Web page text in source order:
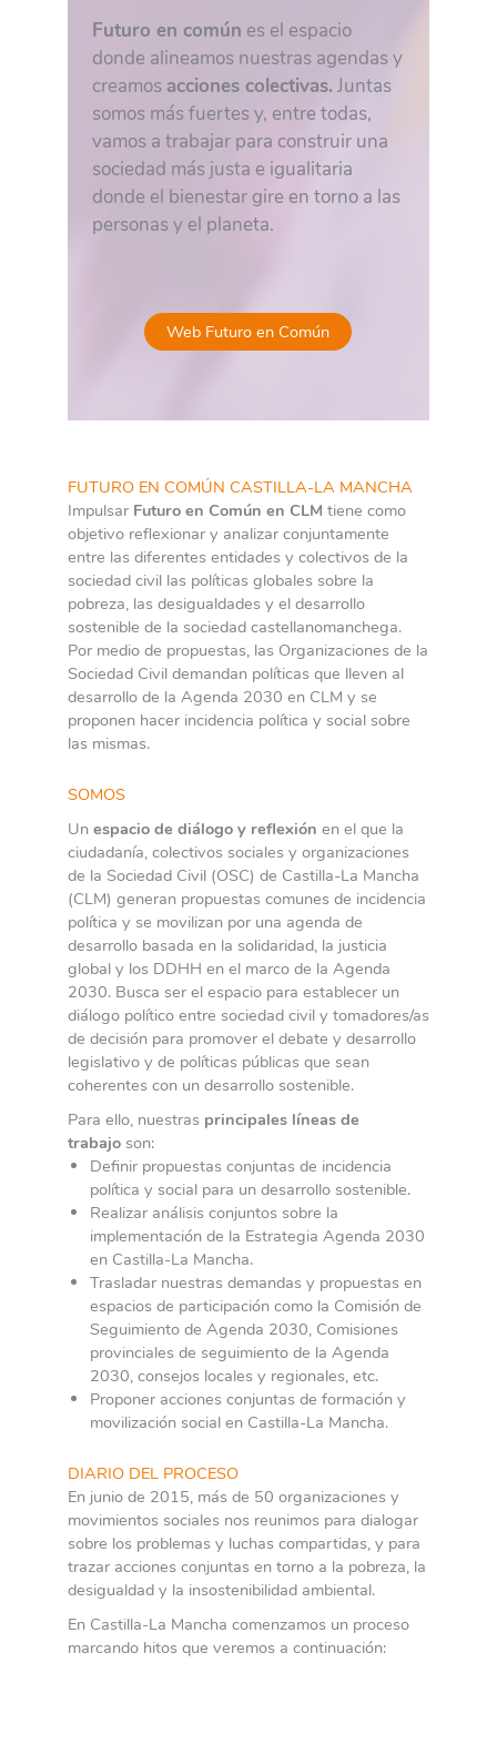
Futuro en común es el espacio
donde alineamos nuestras agendas y
creamos acciones colectivas.Juntas
somos más fuertes y, entre todas,
vamos a trabajar para construir una
sociedad más justa e igualitaria
donde el bienestar gire en torno a las
personas y el planeta.
Web Futuro en Común
FUTURO EN COMÚN CASTILLA-LA MANCHA
Impulsar Futuro en Común en CLM tiene como
objetivo reflexionar y analizar conjuntamente
entre las diferentes entidades y colectivos de la
sociedad civil las políticas globales sobre la
pobreza, las desigualdades y el desarrollo
sostenible de la sociedad castellanomanchega.
Por medio de propuestas, las Organizaciones de la
Sociedad Civil demandan políticas que lleven al
desarrollo de la Agenda 2030 en CLM y se
proponen hacer incidencia política y social sobre
las mismas.
SOMOS
Un espacio de diálogo y reflexión en el que la
ciudadanía, colectivos sociales y organizaciones
de la Sociedad Civil (OSC) de Castilla-La Mancha
(CLM) generan propuestas comunes de incidencia
política y se movilizan por una agenda de
desarrollo basada en la solidaridad, la justicia
global y los DDHH en el marco de la Agenda
2030. Busca ser el espacio para establecer un
diálogo político entre sociedad civil y tomadores/as
de decisión para promover el debate y desarrollo
legislativo y de políticas públicas que sean
coherentes con un desarrollo sostenible.
Para ello, nuestras principales líneas de
trabajoson:
Definir propuestas conjuntas de incidencia
política y social para un desarrollo sostenible.
Realizar análisis conjuntos sobre la
implementación de la Estrategia Agenda 2030
en Castilla-La Mancha.
Trasladar nuestras demandas y propuestas en
espacios de participación como la Comisión de
Seguimiento de Agenda 2030, Comisiones
provinciales de seguimiento de la Agenda
2030, consejos locales y regionales, etc.
Proponer acciones conjuntas de formación y
movilización social en Castilla-La Mancha.
DIARIO DEL PROCESO
En junio de 2015, más de 50 organizaciones y
movimientos sociales nos reunimos para dialogar
sobre los problemas y luchas compartidas, y para
trazar acciones conjuntas en torno a la pobreza, la
desigualdad y la insostenibilidad ambiental.
En Castilla-La Mancha comenzamos un proceso
marcando hitos que veremos a continuación: